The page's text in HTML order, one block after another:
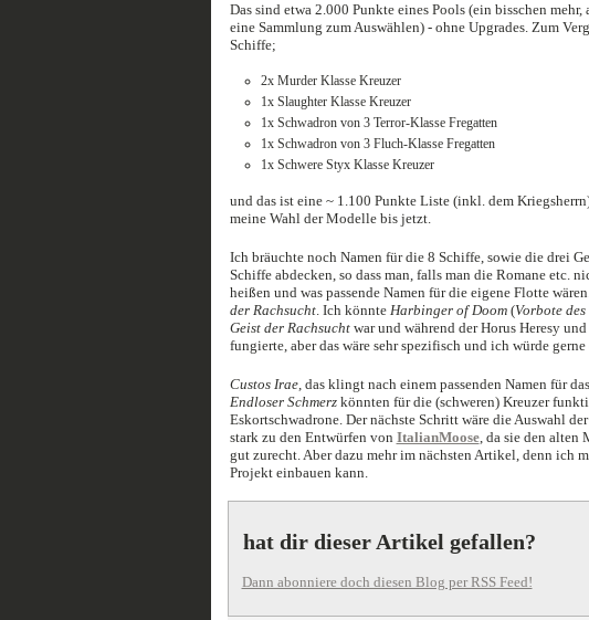
Das sind etwa 2.000 Punkte eines Pools (ein bisschen
eine Sammlung zum Auswählen) - ohne Upgrades. Zum
Schiffe;
2x Murder Klasse Kreuzer
1x Slaughter Klasse Kreuzer
1x Schwadron von 3 Terror-Klasse Fregatten
1x Schwadron von 3 Fluch-Klasse Fregatten
1x Schwere Styx Klasse Kreuzer
und das ist eine ~ 1.100 Punkte Liste (inkl. dem
meine Wahl der Modelle bis jetzt.
Ich bräuchte noch Namen für die 8 Schiffe, sowie die drei
Schiffe abdecken, so dass man, falls man die Romane etc.
heißen und was passende Namen für die eigene Flotte
der Rachsucht. Ich könnte Harbinger of Doom(Vorbote
Geist der Rachsuchtwar und während der Horus Heresy
fungierte, aber das wäre sehr spezifisch und ich würde
Custos Irae, das klingt nach einem passenden Namen für
Endloser Schmerz könnten für die (schweren) Kreuzer
Eskortschwadrone. Der nächste Schritt wäre die Auswahl
stark zu den Entwürfen von ItalianMoose, da sie den alten
gut zurecht. Aber dazu mehr im nächsten Artikel, denn ich
Projekt einbauen kann.
hat dir dieser Artikel gefallen?
Dann abonniere doch diesen Blog per RSS Feed!